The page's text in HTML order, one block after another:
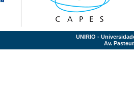
UNIRIO -
Av.